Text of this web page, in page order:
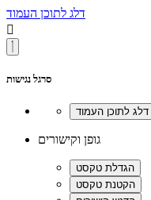
דלג לתוכן העמוד

סרגל נגישות
גופן וקישורים